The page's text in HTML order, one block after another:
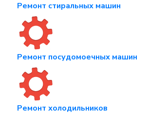
Ремонт стиральных машин
Ремонт посудомоечных машин
Ремонт холодильников